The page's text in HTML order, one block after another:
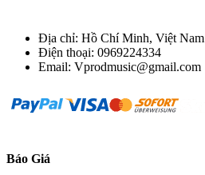
Địa chỉ: Hồ Chí Minh, Việt Nam
Điện thoại: 0969224334
Email: Vprodmusic@gmail.com
Báo Giá